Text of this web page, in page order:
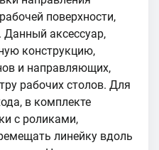
поверхности,
Данный аксессуар,
конструкцию,
и направляющих,
рабочих столов. Для
в комплекте
с роликами,
линейку вдоль